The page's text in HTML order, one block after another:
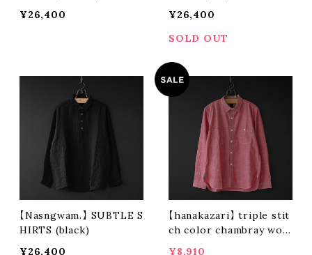
¥26,400
¥26,400
SOLD OUT
【Nasngwam.】 SUBTLE S
HIRTS (black)
¥26,400
【hanakazari】 triple stit
ch color chambray wor
¥8,910